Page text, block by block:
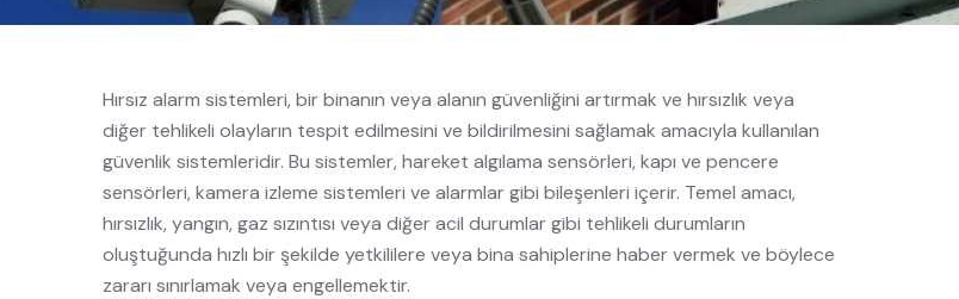
Hırsız alarm sistemleri, bir binanın veya alanın güvenliğini artırmak ve hırsızlık veya
diğer tehlikeli olayların tespit edilmesini ve bildirilmesini sağlamak amacıyla kullanılan
güvenlik sistemleridir. Bu sistemler, hareket algılama sensörleri, kapı ve pencere
sensörleri, kamera izleme sistemleri ve alarmlar gibi bileşenleri içerir. Temel amacı,
hırsızlık, yangın, gaz sızıntısı veya diğer acil durumlar gibi tehlikeli durumların
oluştuğunda hızlı bir şekilde yetkililere veya bina sahiplerine haber vermek ve böylece
zararı sınırlamak veya engellemektir.